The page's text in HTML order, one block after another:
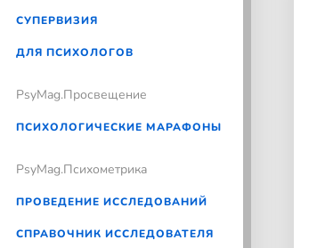
CУПЕРВИЗИЯ
ДЛЯ ПСИХОЛОГОВ
PsyMag.Просвещение
ПСИХОЛОГИЧЕСКИЕ МАРАФОНЫ
PsyMag.Психометрика
ПРОВЕДЕНИЕ ИССЛЕДОВАНИЙ
СПРАВОЧНИК ИССЛЕДОВАТЕЛЯ